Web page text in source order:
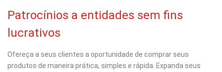
Patrocínios a entidades sem fins
lucrativos
Ofereça a seus clientes a oportunidade de comprar seus
produtos de maneira prática, simples e rápida. Expanda seus